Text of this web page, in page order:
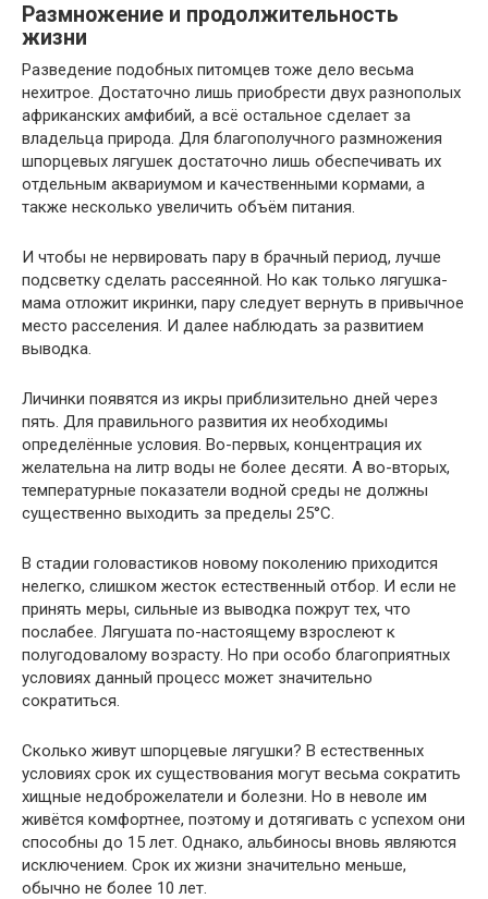
Размножение и продолжительность
жизни
Разведение подобных питомцев тоже дело весьма
нехитрое. Достаточно лишь приобрести двух разнополых
африканских амфибий, а всё остальное сделает за
владельца природа. Для благополучного размножения
шпорцевых лягушек достаточно лишь обеспечивать их
отдельным аквариумом и качественными кормами, а
также несколько увеличить объём питания.
И чтобы не нервировать пару в брачный период, лучше
подсветку сделать рассеянной. Но как только лягушка-
мама отложит икринки, пару следует вернуть в привычное
место расселения. И далее наблюдать за развитием
выводка.
Личинки появятся из икры приблизительно дней через
пять. Для правильного развития их необходимы
определённые условия. Во-первых, концентрация их
желательна на литр воды не более десяти. А во-вторых,
температурные показатели водной среды не должны
существенно выходить за пределы 25°С.
В стадии головастиков новому поколению приходится
нелегко, слишком жесток естественный отбор. И если не
принять меры, сильные из выводка пожрут тех, что
послабее. Лягушата по-настоящему взрослеют к
полугодовалому возрасту. Но при особо благоприятных
условиях данный процесс может значительно
сократиться.
Сколько живут шпорцевые лягушки? В естественных
условиях срок их существования могут весьма сократить
хищные недоброжелатели и болезни. Но в неволе им
живётся комфортнее, поэтому и дотягивать с успехом они
способны до 15 лет. Однако, альбиносы вновь являются
исключением. Срок их жизни значительно меньше,
обычно не более 10 лет.